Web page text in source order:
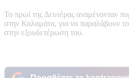
Το πρωί της Δευτέρας αναμένονταν
στην Καλαμάτα, για να παραλάβουν
στην εξουδετέρωση του.